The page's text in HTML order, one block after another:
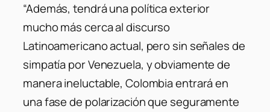
“Además, tendrá una política exterior
mucho más cerca al discurso
Latinoamericano actual, pero sin señales de
simpatía por Venezuela, y obviamente de
manera ineluctable, Colombia entrará en
una fase de polarización que seguramente